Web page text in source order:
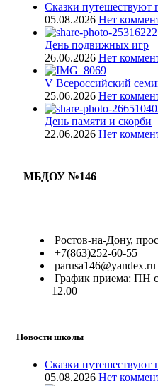
Сказки путешествуют
05.08.2026 Нет
День подвижных игр
26.06.2026 Нет
V Всероссийский
25.06.2026 Нет
День памяти и скорби
22.06.2026 Нет
МБДОУ №146
Ростов-на-Дону,
+7(863)252-60-55
parusa146@yandex.ru
График приема: ПН
12.00
Новости школы
Сказки путешествуют
05.08.2026 Нет